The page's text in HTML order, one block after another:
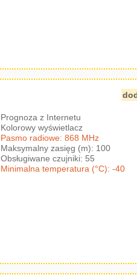
Prognoza z Internetu
Kolorowy wyświetlacz
Pasmo radiowe: 868 MHz
Maksymalny zasięg (m): 100
Obsługiwane czujniki: 55
Minimalna temperatura (°C): -40